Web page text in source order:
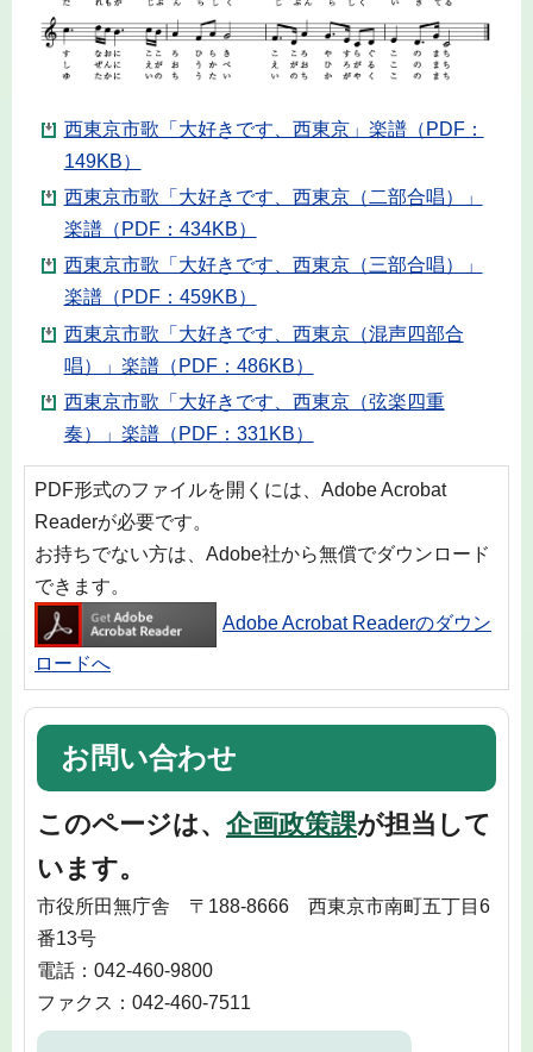
西東京市歌「大好きです、西東京」楽譜（PDF：
149KB）
西東京市歌「大好きです、西東京（二部合唱）」
楽譜（PDF：434KB）
西東京市歌「大好きです、西東京（三部合唱）」
楽譜（PDF：459KB）
西東京市歌「大好きです、西東京（混声四部合
唱）」楽譜（PDF：486KB）
西東京市歌「大好きです、西東京（弦楽四重
奏）」楽譜（PDF：331KB）
PDF形式のファイルを開くには、Adobe Acrobat
Readerが必要です。
お持ちでない方は、Adobe社から無償でダウンロード
できます。
Adobe Acrobat Readerのダウン
ロードへ
お問い合わせ
このページは、 企画政策課が担当して
います。
市役所田無庁舎 〒188-8666 西東京市南町五丁目6
番13号
電話：042-460-9800
ファクス：042-460-7511